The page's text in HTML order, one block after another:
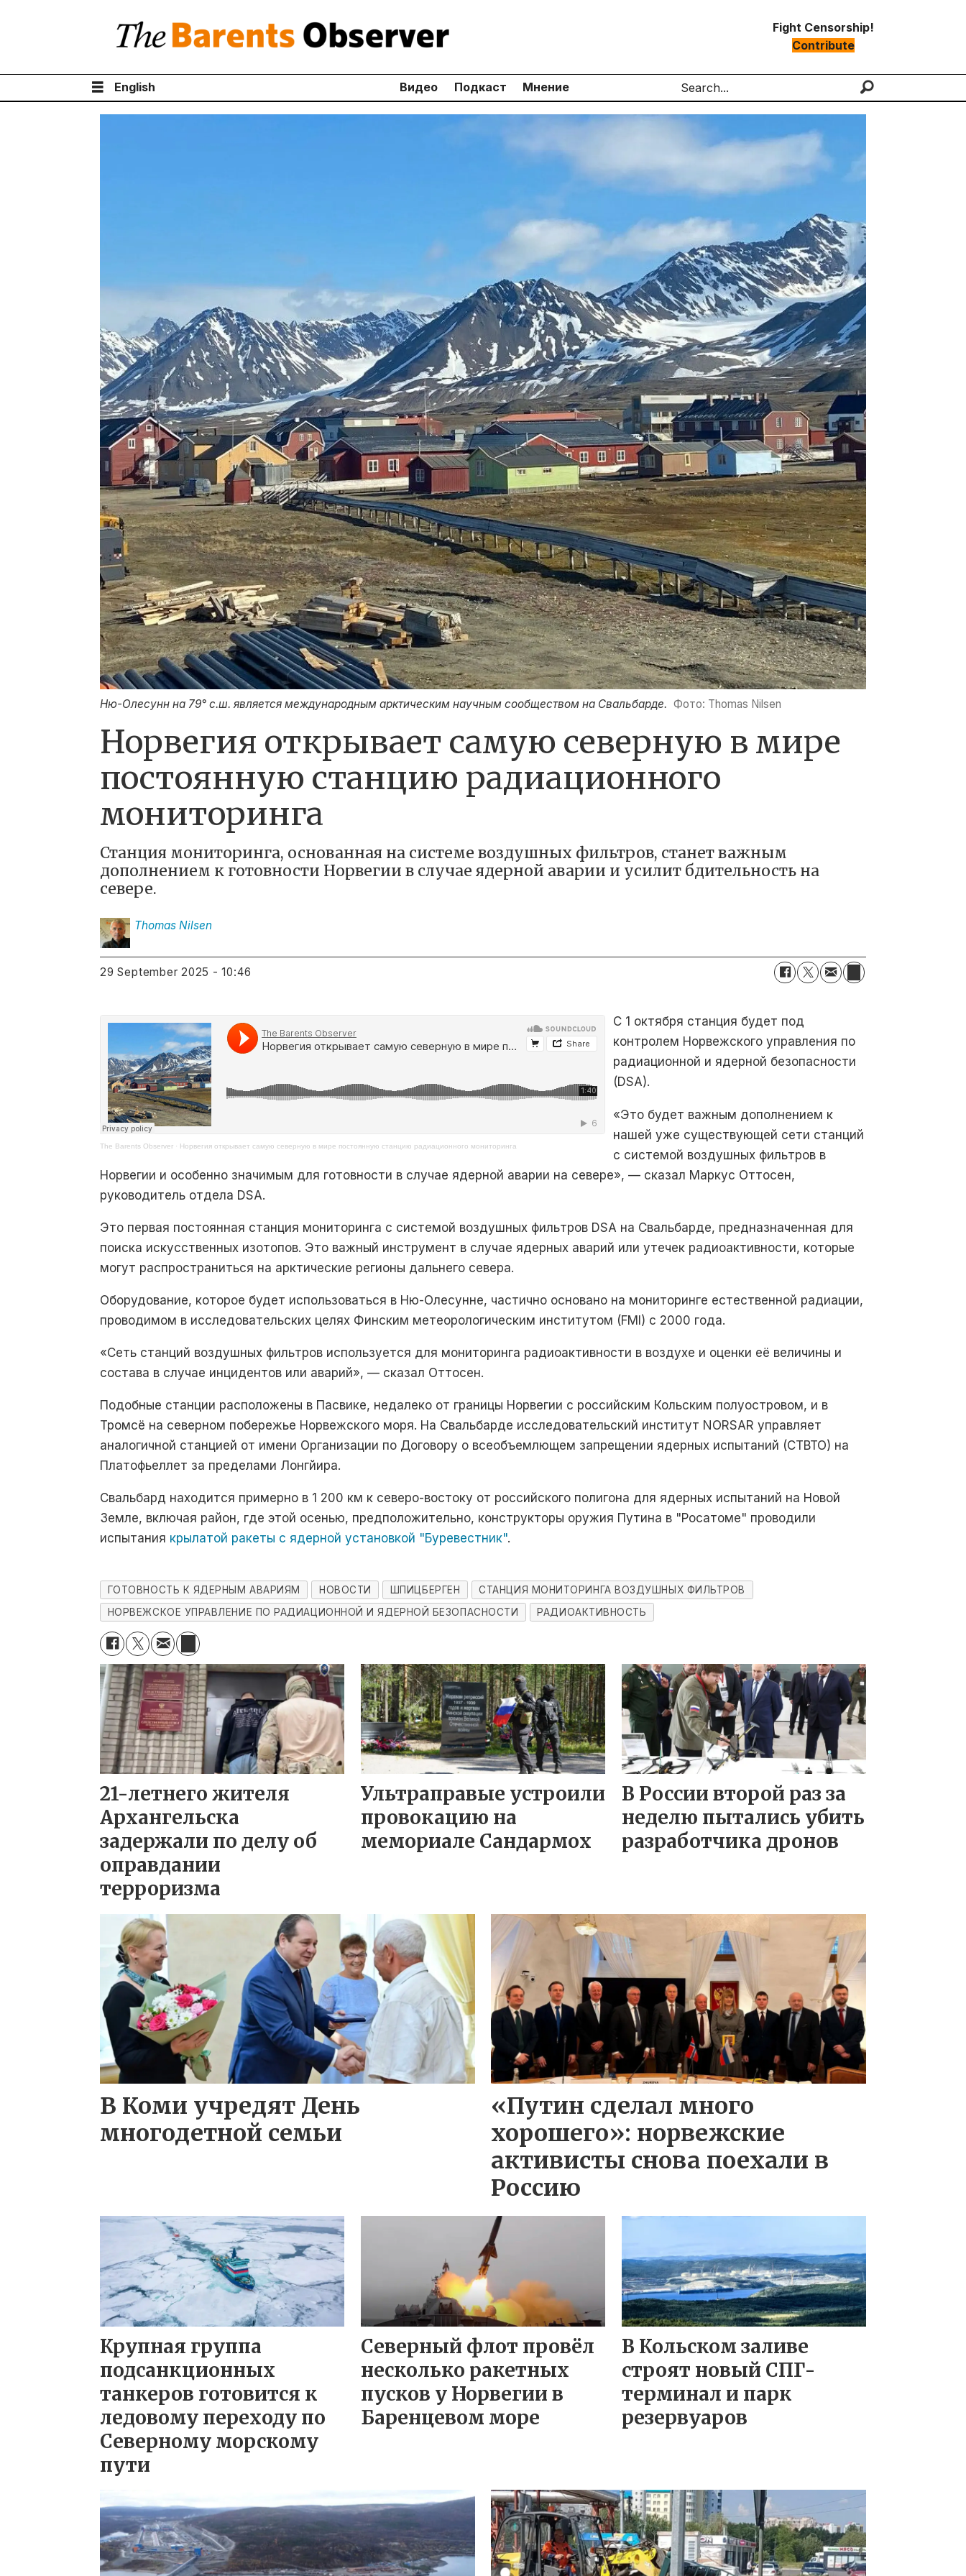
Fight Censorship!
Contribute
English Видео Подкаст Мнение
Search
Ню-Олесунн на 79° с.ш. является международным арктическим научным сообществом на Свальбарде. Фото: Thomas Nilsen
Норвегия открывает самую северную в мире
постоянную станцию радиационного
мониторинга
Станция мониторинга, основанная на системе воздушных фильтров, станет важным
дополнением к готовности Норвегии в случае ядерной аварии и усилит бдительность на
севере.
Thomas Nilsen
29 September 2025 - 10:46
The Barents Observer · Норвегия открывает самую северную в мире постоянную станцию радиационного мониторинга
С 1 октября станция будет под
контролем Норвежского управления по
радиационной и ядерной безопасности
(DSA).
«Это будет важным дополнением к
нашей уже существующей сети станций
с системой воздушных фильтров в
Норвегии и особенно значимым для готовности в случае ядерной аварии на севере», — сказал Маркус Оттосен,
руководитель отдела DSA.
Это первая постоянная станция мониторинга с системой воздушных фильтров DSA на Свальбарде, предназначенная для
поиска искусственных изотопов. Это важный инструмент в случае ядерных аварий или утечек радиоактивности, которые
могут распространиться на арктические регионы дальнего севера.
Оборудование, которое будет использоваться в Ню-Олесунне, частично основано на мониторинге естественной радиации,
проводимом в исследовательских целях Финским метеорологическим институтом (FMI) с 2000 года.
«Сеть станций воздушных фильтров используется для мониторинга радиоактивности в воздухе и оценки её величины и
состава в случае инцидентов или аварий», — сказал Оттосен.
Подобные станции расположены в Пасвике, недалеко от границы Норвегии с российским Кольским полуостровом, и в
Тромсё на северном побережье Норвежского моря. На Свальбарде исследовательский институт NORSAR управляет
аналогичной станцией от имени Организации по Договору о всеобъемлющем запрещении ядерных испытаний (CTBTO) на
Платофьеллет за пределами Лонгйира.
Свальбард находится примерно в 1 200 км к северо-востоку от российского полигона для ядерных испытаний на Новой
Земле, включая район, где этой осенью, предположительно, конструкторы оружия Путина в "Росатоме" проводили
испытания крылатой ракеты с ядерной установкой "Буревестник".
ГОТОВНОСТЬ К ЯДЕРНЫМ АВАРИЯМ НОВОСТИ ШПИЦБЕРГЕН
СТАНЦИЯ МОНИТОРИНГА ВОЗДУШНЫХ ФИЛЬТРОВ
НОРВЕЖСКОЕ УПРАВЛЕНИЕ ПО РАДИАЦИОННОЙ И ЯДЕРНОЙ БЕЗОПАСНОСТИ
РАДИОАКТИВНОСТЬ
21-летнего жителя
Архангельска
задержали по делу об
оправдании
терроризма
Ультраправые устроили
провокацию на
мемориале Сандармох
В России второй раз за
неделю пытались убить
разработчика дронов
В Коми учредят День
многодетной семьи
«Путин сделал много
хорошего»: норвежские
активисты снова поехали в
Россию
Крупная группа
подсанкционных
танкеров готовится к
ледовому переходу по
Северному морскому
пути
Северный флот провёл
несколько ракетных
пусков у Норвегии в
Баренцевом море
В Кольском заливе
строят новый СПГ-
терминал и парк
резервуаров